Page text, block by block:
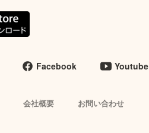
Facebook Youtube
会社概要 お問い合わせ